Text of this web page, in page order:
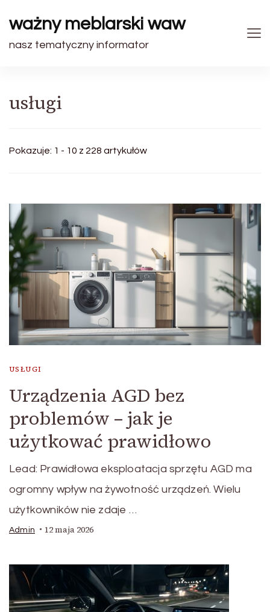
ważny meblarski waw
nasz tematyczny informator
usługi
Pokazuje: 1 - 10 z 228 artykułów
USŁUGI
Urządzenia AGD bez
problemów – jak je
użytkować prawidłowo
Lead: Prawidłowa eksploatacja sprzętu AGD ma
ogromny wpływ na żywotność urządzeń. Wielu
użytkowników nie zdaje …
Admin 12 maja 2026